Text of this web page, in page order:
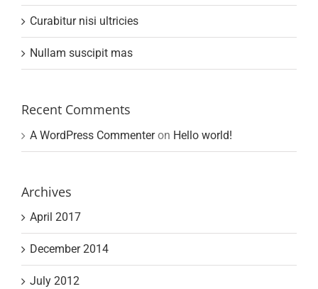
Curabitur nisi ultricies
Nullam suscipit mas
Recent Comments
A WordPress Commenteron Hello world!
Archives
April 2017
December 2014
July 2012